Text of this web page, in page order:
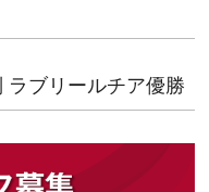
ラブリールチア優勝